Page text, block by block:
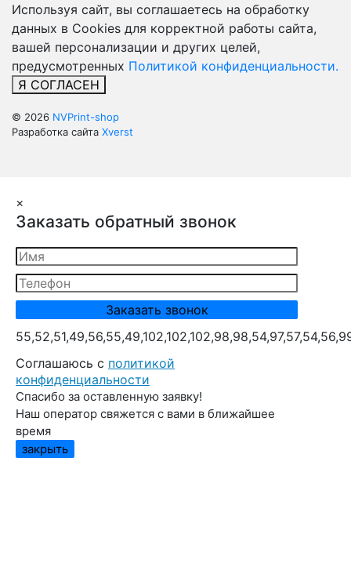
Используя сайт, вы соглашаетесь на обработку
данных в Cookies для корректной работы сайта,
вашей персонализации и других целей,
предусмотренных Политикой конфиденциальности.
Я СОГЛАСЕН
© 2026 NVPrint-shop
Разработка сайта Xverst
×
Заказать обратный звонок
Cоглашаюсь с политикой
конфиденциальности
Спасибо за оставленную заявку!
Наш оператор свяжется с вами в ближайшее
время
закрыть